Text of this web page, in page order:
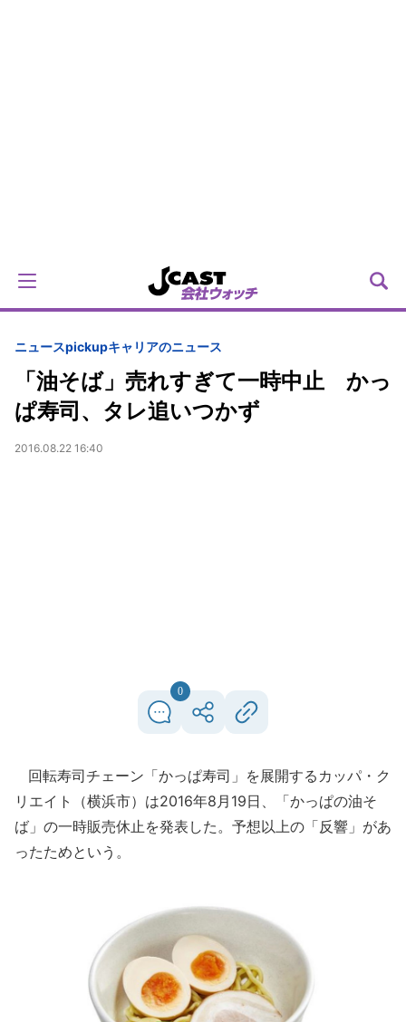
ニュースpickupキャリアのニュース
「油そば」売れすぎて一時中止 かっ
ぱ寿司、タレ追いつかず
2016.08.22 16:40
0
回転寿司チェーン「かっぱ寿司」を展開するカッパ・ク
リエイト（横浜市）は2016年8月19日、「かっぱの油そ
ば」の一時販売休止を発表した。予想以上の「反響」があ
ったためという。